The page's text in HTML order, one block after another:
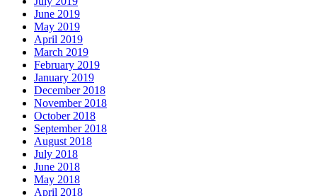
June 2019
May 2019
April 2019
March 2019
February 2019
January 2019
December 2018
November 2018
October 2018
September 2018
August 2018
July 2018
June 2018
May 2018
April 2018